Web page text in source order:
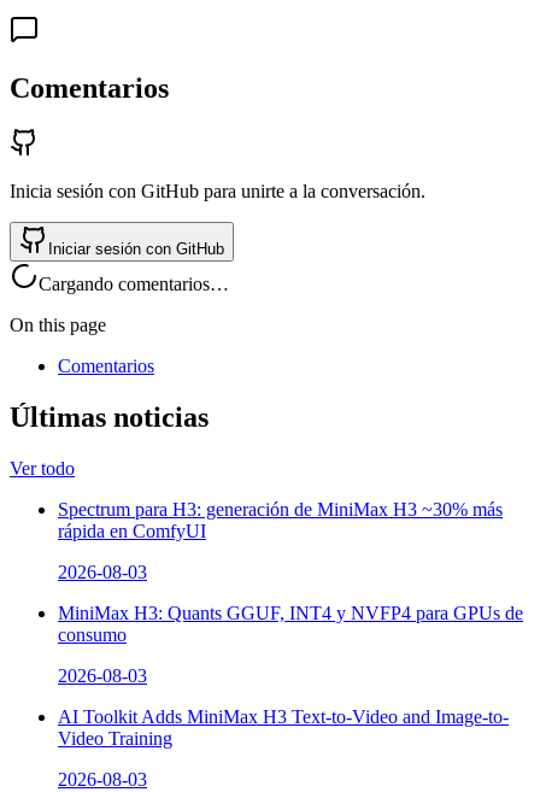
Comentarios
Inicia sesión con GitHub para unirte a la conversación.
Iniciar sesión con GitHub
Cargando comentarios…
On this page
Comentarios
Últimas noticias
Ver todo
Spectrum para H3: generación de MiniMax H3 ~30% más
rápida en ComfyUI
2026-08-03
MiniMax H3: Quants GGUF, INT4 y NVFP4 para GPUs de
consumo
2026-08-03
AI Toolkit Adds MiniMax H3 Text-to-Video and Image-to-
Video Training
2026-08-03